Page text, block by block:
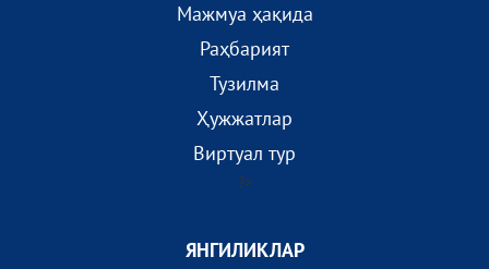
Мажмуа ҳақида
Раҳбарият
Тузилма
Ҳужжатлар
Виртуал тур
?>
ЯНГИЛИКЛАР